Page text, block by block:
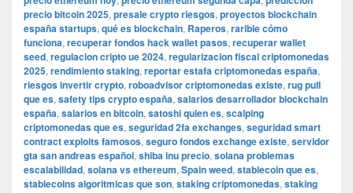
precio bitcoin 2025, presale crypto riesgos, proyectos blockchain
españa startups, qué es blockchain, Raperos, rarible cómo
funciona, recuperar fondos hack wallet pasos, recuperar wallet
seed, regulacion cripto ue 2024, regularizacion fiscal criptomonedas
2025, rendimiento staking, reportar estafa criptomonedas españa,
riesgos invertir crypto, roboadvisor criptomonedas existe, rug pull
que es, safety tips crypto españa, salarios desarrollador blockchain
españa, salarios en bitcoin, satoshi quien es, scalping
criptomonedas que es, seguridad 2fa exchanges, seguridad smart
contract exploits famosos, seguro fondos exchange existe, servidor
gta san andreas español, shiba inu precio, solana problemas
escalabilidad, solana vs ethereum, Spain weed, stablecoin que es,
stablecoins algoritmicas que son, staking criptomonedas, staking